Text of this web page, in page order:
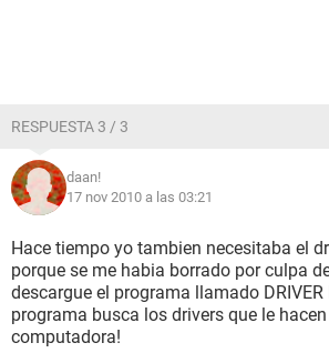
RESPUESTA 3 / 3
daan!
17 nov 2010 a las 03:21
Hace tiempo yo tambien necesitaba el
porque se me habia borrado por culpa
descargue el programa llamado DRIVER
programa busca los drivers que le
computadora!